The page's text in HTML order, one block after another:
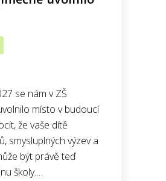
se nám v ZŠ
místo v budoucí
že vaše dítě
smysluplných výzev a
být právě teď
školy.…